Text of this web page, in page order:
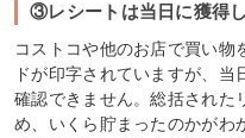
③レシートは当日に獲得
コストコや他のお店で買い物
ドが印字されていますが、
確認できません。総括された
め、いくら貯まったのかがわ